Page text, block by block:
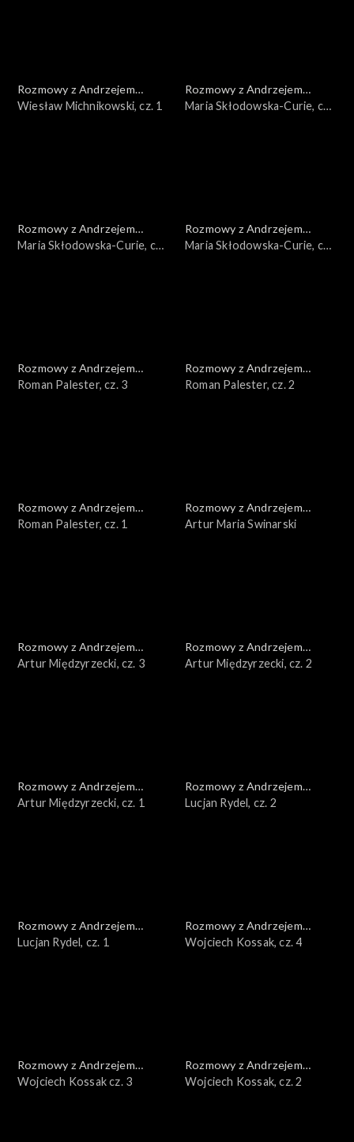
Rozmowy z Andrzejem
Doboszem
Wiesław Michnikowski, cz. 1
Rozmowy z Andrzejem
Doboszem
Maria Skłodowska-Curie, cz.
Rozmowy z Andrzejem
Doboszem
Maria Skłodowska-Curie, cz.
Rozmowy z Andrzejem
Doboszem
Maria Skłodowska-Curie, cz.
Rozmowy z Andrzejem
Doboszem
Roman Palester, cz. 3
Rozmowy z Andrzejem
Doboszem
Roman Palester, cz. 2
Rozmowy z Andrzejem
Doboszem
Roman Palester, cz. 1
Rozmowy z Andrzejem
Doboszem
Artur Maria Swinarski
Rozmowy z Andrzejem
Doboszem
Artur Międzyrzecki, cz. 3
Rozmowy z Andrzejem
Doboszem
Artur Międzyrzecki, cz. 2
Rozmowy z Andrzejem
Doboszem
Artur Międzyrzecki, cz. 1
Rozmowy z Andrzejem
Doboszem
Lucjan Rydel, cz. 2
Rozmowy z Andrzejem
Doboszem
Lucjan Rydel, cz. 1
Rozmowy z Andrzejem
Doboszem
Wojciech Kossak, cz. 4
Rozmowy z Andrzejem
Doboszem
Wojciech Kossak cz. 3
Rozmowy z Andrzejem
Doboszem
Wojciech Kossak, cz. 2